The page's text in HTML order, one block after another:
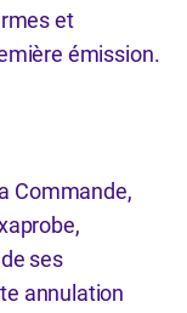
et
émission.
Commande,
ses
annulation